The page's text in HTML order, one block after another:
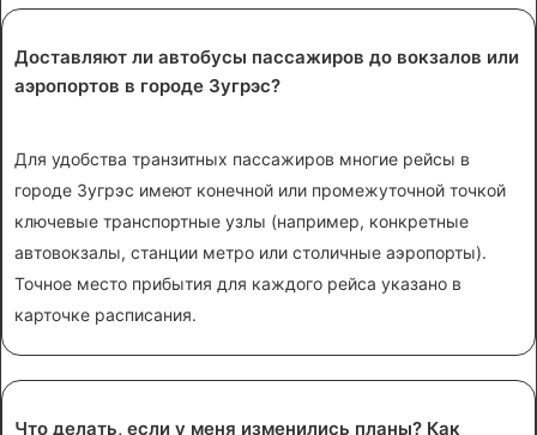
Доставляют ли автобусы пассажиров до вокзалов или
аэропортов в городе Зугрэс?
Для удобства транзитных пассажиров многие рейсы в
городе Зугрэс имеют конечной или промежуточной точкой
ключевые транспортные узлы (например, конкретные
автовокзалы, станции метро или столичные аэропорты).
Точное место прибытия для каждого рейса указано в
карточке расписания.
Что делать, если у меня изменились планы? Как